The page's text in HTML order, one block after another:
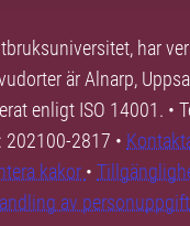
har
är Alnarp,
enligt ISO 14001. •
202100-2817 •
kakor •
av